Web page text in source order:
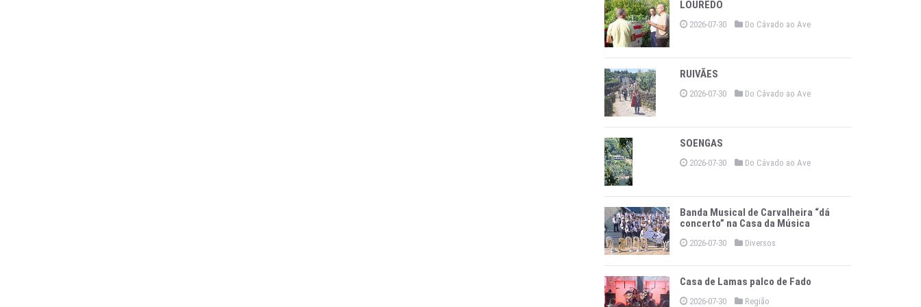
LOUREDO
2026-07-30 Do Cávado ao Ave
RUIVÃES
2026-07-30 Do Cávado ao Ave
SOENGAS
2026-07-30 Do Cávado ao Ave
Banda Musical de Carvalheira “dá
concerto” na Casa da Música
2026-07-30 Diversos
Casa de Lamas palco de Fado
2026-07-30 Região